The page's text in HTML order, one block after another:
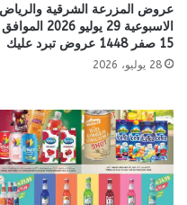
عروض المزرعة الشرقية والرياض
الاسبوعية 29 يوليو 2026 الموافق
15 صفر 1448 عروض تبرد عليك
28 يوليو، 2026